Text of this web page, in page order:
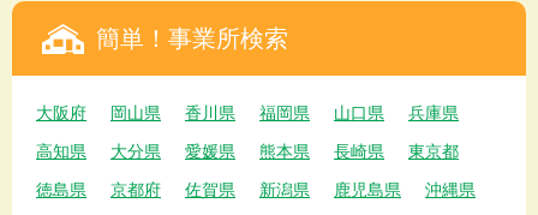
簡単！事業所検索
大阪府 岡山県 香川県 福岡県 山口県
兵庫県
高知県
大分県 愛媛県 熊本県 長崎県
東京都
徳島県
京都府 佐賀県 新潟県 鹿児島県
沖縄県